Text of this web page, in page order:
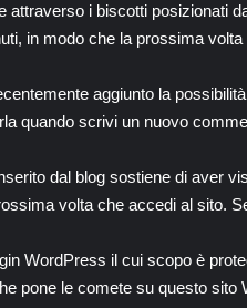
attraverso i biscotti posizionati
in modo che la prossima
aggiunto la
quando scrivi un nuovo
dal blog sostiene di aver
volta che accedi al sito.
WordPress il cui scopo è
pone le comete su questo sito